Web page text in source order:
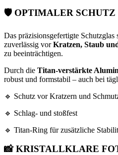
🛡️ OPTIMALER
Das präzisionsgefertigte
zuverlässig vorKratzen, Staub
zu beeinträchtigen.
Durch die Titan-verstärkte
robust und formstabil – auch bei
🔹 Schutz vor Kratzern und
🔹 Schlag- und stoßfest
🔹 Titan-Ring für zusätzliche
📸KRISTALLKLARE